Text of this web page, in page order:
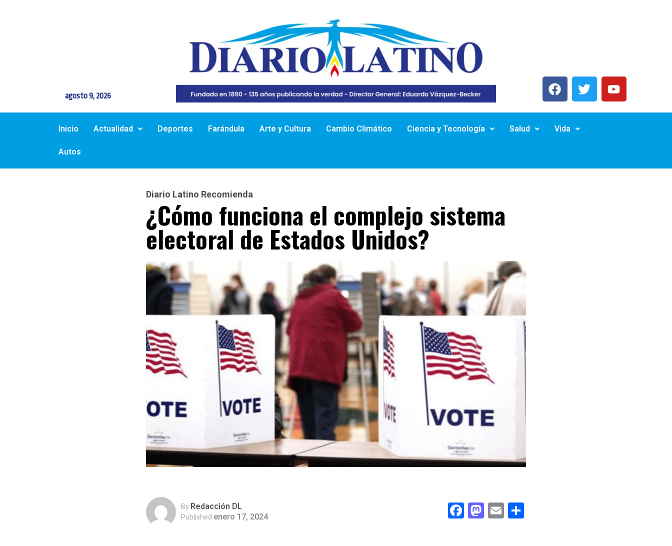
agosto 9, 2026
Inicio Actualidad Deportes Farándula Arte y Cultura Cambio Climático Ciencia y Tecnología Salud Vida
Autos
Diario Latino Recomienda
¿Cómo funciona el complejo sistema
electoral de Estados Unidos?
By Redacción DL
Published enero 17, 2024 Facebook
Mastodon
Email